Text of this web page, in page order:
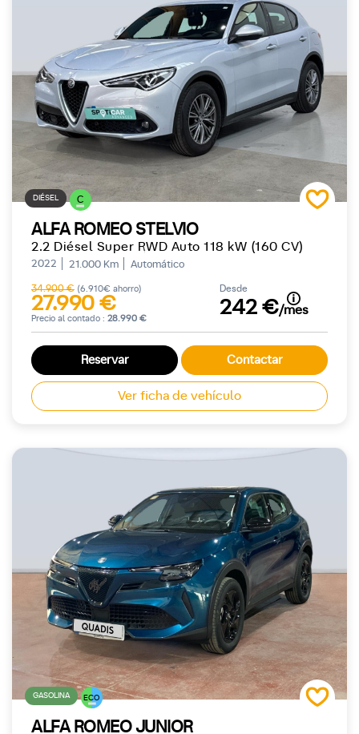
DIÉSEL C
ALFA ROMEO STELVIO
2.2 Diésel Super RWD Auto 118 kW (160 CV)
2022 21.000 Km Automático
34.900 € (6.910€ ahorro)
27.990 €
Precio al contado : 28.990 €
Desde
242 €/mes
Reservar Contactar
Ver ficha de vehículo
GASOLINA ECO
ALFA ROMEO JUNIOR